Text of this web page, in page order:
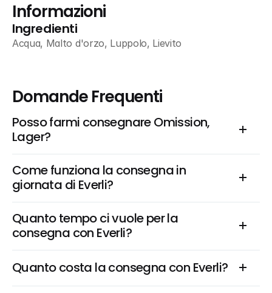
Informazioni
Ingredienti
Acqua, Malto d'orzo, Luppolo, Lievito
Domande Frequenti
Posso farmi consegnare Omission,
Lager?
Come funziona la consegna in
giornata di Everli?
Quanto tempo ci vuole per la
consegna con Everli?
Quanto costa la consegna con Everli?